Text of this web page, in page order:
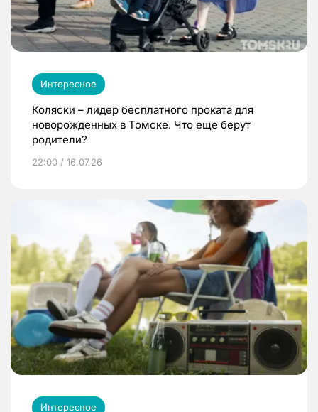
Интересное
Коляски – лидер бесплатного проката для
новорожденных в Томске. Что еще берут
родители?
22:00 / 16.07.26
Интересное